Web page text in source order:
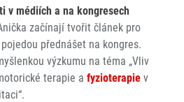
v médiích a na kongresech
začínají tvořit článek pro
přednášet na kongres.
výzkumu na téma „Vliv
terapie a fyzioterapiev